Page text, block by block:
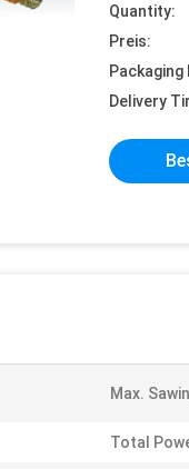
Quantity:
Preis:
Packaging
Delivery
Max.
Total